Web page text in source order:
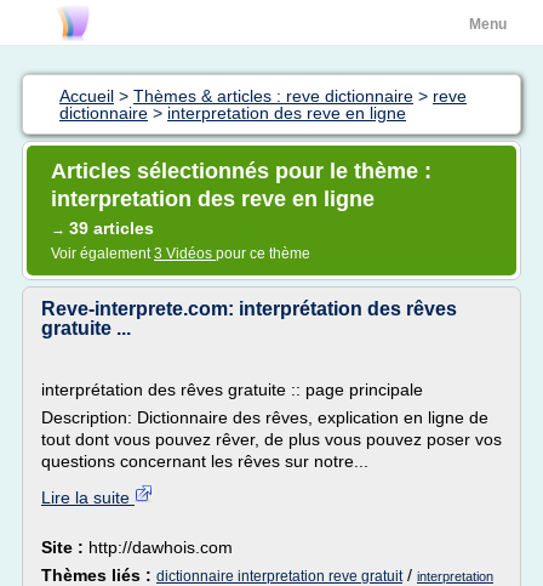
Menu
Accueil > Thèmes & articles : reve dictionnaire > reve
dictionnaire > interpretation des reve en ligne
Articles sélectionnés pour le thème :
interpretation des reve en ligne
→ 39 articles
Voir également3 Vidéos pour ce thème
Reve-interprete.com: interprétation des rêves
gratuite ...
interprétation des rêves gratuite :: page principale
Description: Dictionnaire des rêves, explication en ligne de
tout dont vous pouvez rêver, de plus vous pouvez poser vos
questions concernant les rêves sur notre...
Lire la suite
Site : http://dawhois.com
Thèmes liés : dictionnaire interpretation reve gratuit/ interpretation